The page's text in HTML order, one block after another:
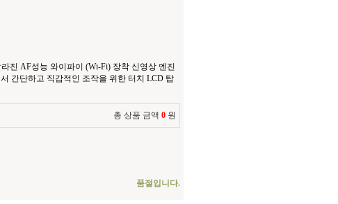
진 AF성능 와이파이 (Wi-Fi) 장착 신영상 엔진
간단하고 직감적인 조작을 위한 터치 LCD 탑
총 상품 금액 0 원
품절입니다.